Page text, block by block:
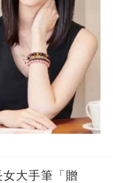
大手筆「贈